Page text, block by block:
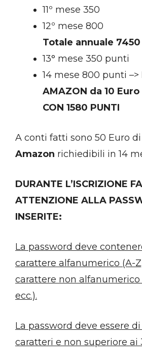
11º mese 350
12º mese 800
Totale annuale 7450
13° mese 350 punti
14 mese 800 punti –>
AMAZON da 10 Euro
CON 1580 PUNTI
A conti fatti sono 50 Euro di
Amazon richiedibili in 14
DURANTE L’ISCRIZIONE
ATTENZIONE ALLA
INSERITE:
La password deve
carattere alfanumerico (A-
carattere non alfanumerico
ecc.).
La password deve essere
caratteri e non superiore ai